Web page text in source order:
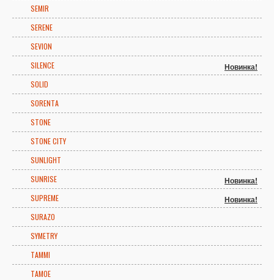
SEMIR
SERENE
SEVION
SILENCE
Новинка!
SOLID
SORENTA
STONE
STONE CITY
SUNLIGHT
SUNRISE
Новинка!
SUPREME Новинка!
SURAZO
SYMETRY
TAMMI
TAMOE